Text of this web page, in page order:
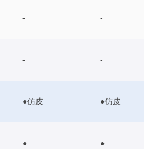
- -
- -
●仿皮 ●仿皮
● ●